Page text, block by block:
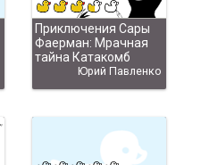
Приключения Сары
Фаерман: Мрачная
тайна Катакомб
Юрий Павленко